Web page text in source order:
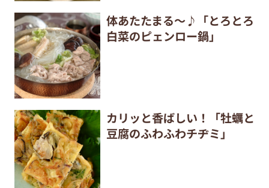
体あたたまる～♪「とろとろ
白菜のピェンロー鍋」
カリッと香ばしい！「牡蠣と
豆腐のふわふわチヂミ」